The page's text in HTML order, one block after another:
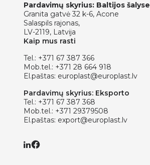
Pardavimų skyrius: Baltijos šalyse
Granita gatvė 32 k-6, Acone
Salaspils rajonas,
LV-2119, Latvija
Kaip mus rasti
Tel.: +371 67 387 366
Mob.tel.: +371 28 664 918
El.paštas: europlast@europlast.lv
Pardavimų skyrius: Eksporto
Tel.: +371 67 387 368
Mob.tel.: +371 29379508
El.paštas: export@europlast.lv